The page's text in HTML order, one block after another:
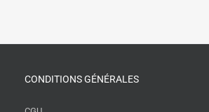
CONDITIONS GÉNÉRALES